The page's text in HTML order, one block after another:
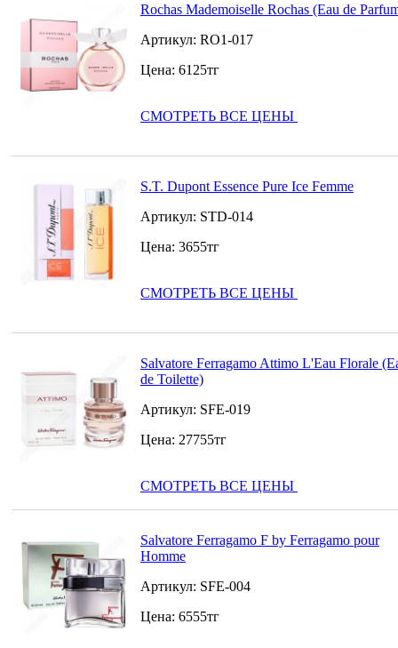
Rochas Mademoiselle Rochas (Eau de
Артикул: RO1-017
Цена: 6125тг
СМОТРЕТЬ ВСЕ ЦЕНЫ
S.T. Dupont Essence Pure Ice Femme
Артикул: STD-014
Цена: 3655тг
СМОТРЕТЬ ВСЕ ЦЕНЫ
Salvatore Ferragamo Attimo L'Eau Florale
de Toilette)
Артикул: SFE-019
Цена: 27755тг
СМОТРЕТЬ ВСЕ ЦЕНЫ
Salvatore Ferragamo F by Ferragamo pour
Homme
Артикул: SFE-004
Цена: 6555тг